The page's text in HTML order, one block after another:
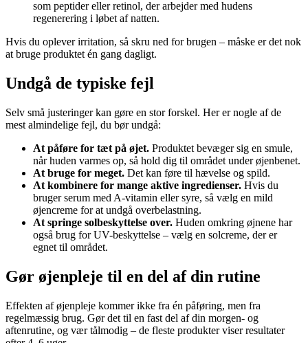
som peptider eller retinol, der arbejder med hudens
regenerering i løbet af natten.
Hvis du oplever irritation, så skru ned for brugen – måske er det nok
at bruge produktet én gang dagligt.
Undgå de typiske fejl
Selv små justeringer kan gøre en stor forskel. Her er nogle af de
mest almindelige fejl, du bør undgå:
At påføre for tæt på øjet. Produktet bevæger sig en smule,
når huden varmes op, så hold dig til området under øjenbenet.
At bruge for meget. Det kan føre til hævelse og spild.
At kombinere for mange aktive ingredienser. Hvis du
bruger serum med A-vitamin eller syre, så vælg en mild
øjencreme for at undgå overbelastning.
At springe solbeskyttelse over. Huden omkring øjnene har
også brug for UV-beskyttelse – vælg en solcreme, der er
egnet til området.
Gør øjenpleje til en del af din rutine
Effekten af øjenpleje kommer ikke fra én påføring, men fra
regelmæssig brug. Gør det til en fast del af din morgen- og
aftenrutine, og vær tålmodig – de fleste produkter viser resultater